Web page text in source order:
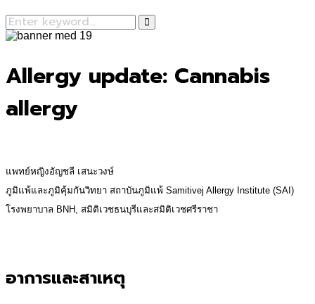
Search
for:
Search
Allergy update: Cannabis
allergy
แพทย์หญิงอัญชลี เสนะวงษ์
ภูมิแพ้และภูมิคุ้มกันวิทยา สถาบันภูมิแพ้ Samitivej Allergy Institute (SAI)
โรงพยาบาล BNH, สมิติเวชธนบุรีและสมิติเวชศรีราชา
อาการและสาเหตุ